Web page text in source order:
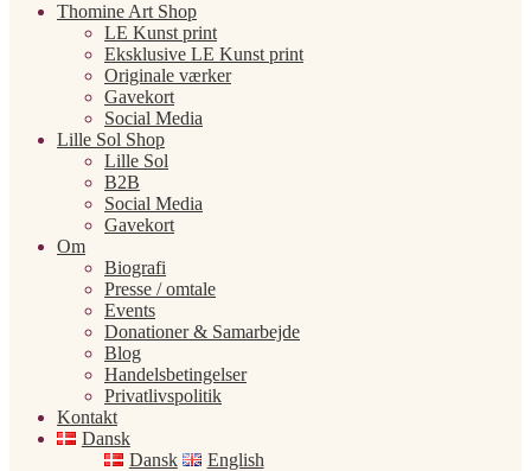
Thomine Art Shop
LE Kunst print
Eksklusive LE Kunst print
Originale værker
Gavekort
Social Media
Lille Sol Shop
Lille Sol
B2B
Social Media
Gavekort
Om
Biografi
Presse / omtale
Events
Donationer & Samarbejde
Blog
Handelsbetingelser
Privatlivspolitik
Kontakt
Dansk
Dansk
English